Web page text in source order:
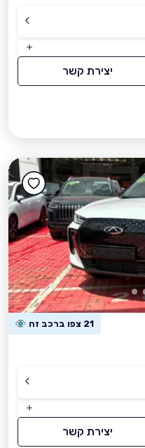
יצירת קשר
21 צפו ברכב זה
יצירת קשר